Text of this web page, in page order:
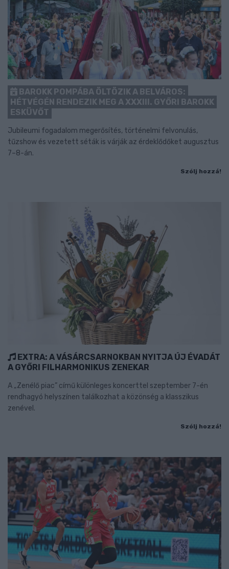
BAROKK POMPÁBA ÖLTÖZIK A BELVÁROS:
HÉTVÉGÉN RENDEZIK MEG A XXXIII. GYŐRI BAROKK
ESKÜVŐT
Jubileumi fogadalom megerősítés, történelmi felvonulás,
tűzshow és vezetett séták is várják az érdeklődőket augusztus
7–8-án.
Szólj hozzá!
EXTRA: A VÁSÁRCSARNOKBAN NYITJA ÚJ ÉVADÁT
A GYŐRI FILHARMONIKUS ZENEKAR
A „Zenélő piac” című különleges koncerttel szeptember 7-én
rendhagyó helyszínen találkozhat a közönség a klasszikus
zenével.
Szólj hozzá!